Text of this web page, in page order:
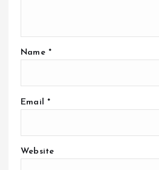
Name *
Email *
Website